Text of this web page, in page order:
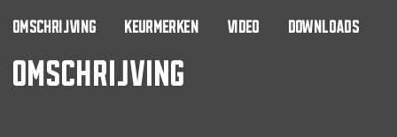
OMSCHRIJVING KEURMERKEN VIDEO DOWNLOADS
OMSCHRIJVING